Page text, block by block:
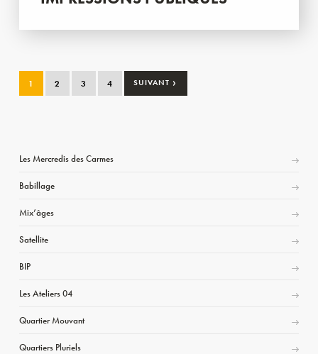
1 2 3 4 SUIVANT ›
Les Mercredis des Carmes
Babillage
Mix’âges
Satellite
BIP
Les Ateliers 04
Quartier Mouvant
Quartiers Pluriels